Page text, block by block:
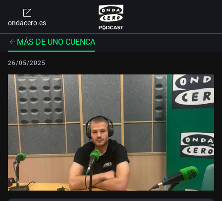
ondacero.es
MÁS DE UNO CUENCA
26/05/2025